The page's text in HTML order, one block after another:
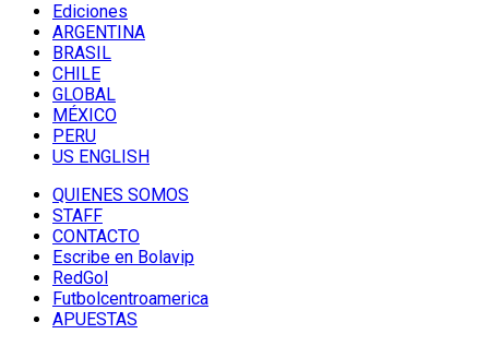
Ediciones
ARGENTINA
BRASIL
CHILE
GLOBAL
MÉXICO
PERU
US ENGLISH
QUIENES SOMOS
STAFF
CONTACTO
Escribe en Bolavip
RedGol
Futbolcentroamerica
APUESTAS